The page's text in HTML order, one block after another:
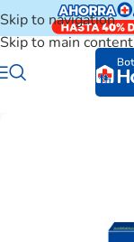
Skip to navigation
Skip to main content